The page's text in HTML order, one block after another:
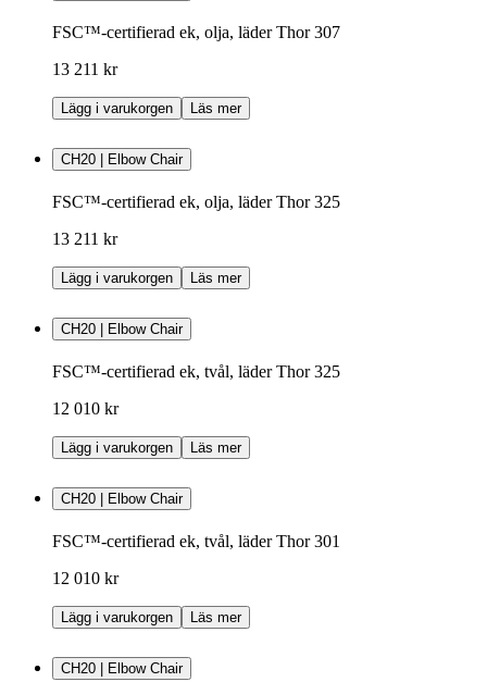
FSC™-certifierad ek, olja, läder Thor 307
13 211 kr
Lägg i varukorgen Läs mer
CH20 | Elbow Chair
FSC™-certifierad ek, olja, läder Thor 325
13 211 kr
Lägg i varukorgen Läs mer
CH20 | Elbow Chair
FSC™-certifierad ek, tvål, läder Thor 325
12 010 kr
Lägg i varukorgen Läs mer
CH20 | Elbow Chair
FSC™-certifierad ek, tvål, läder Thor 301
12 010 kr
Lägg i varukorgen Läs mer
CH20 | Elbow Chair